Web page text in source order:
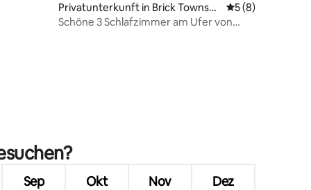
Privatunterkunft in Brick Townshi
p
5 (8)
Schöne 3 Schlafzimmer am Ufer von
Sep Okt Nov Dez